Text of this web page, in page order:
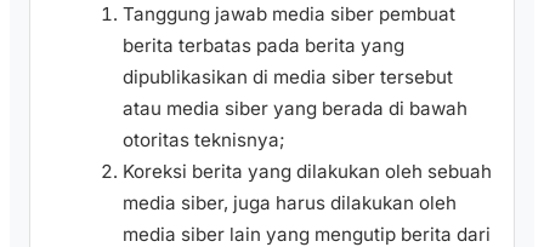
Tanggung jawab media siber pembuat
berita terbatas pada berita yang
dipublikasikan di media siber tersebut
atau media siber yang berada di bawah
otoritas teknisnya;
Koreksi berita yang dilakukan oleh sebuah
media siber, juga harus dilakukan oleh
media siber lain yang mengutip berita dari